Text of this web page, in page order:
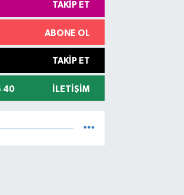
TAKIP ET
ABONE OL
TAKIP ET
40 İLETIŞIM